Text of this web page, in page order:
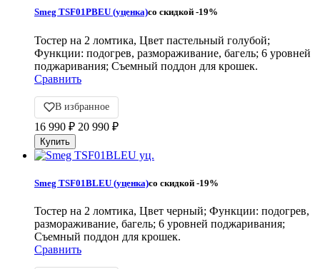
Smeg TSF01PBEU (уценка)со скидкой -19%
Тостер на 2 ломтика, Цвет пастельный голубой;
Функции: подогрев, размораживание, багель; 6 уровней
поджаривания; Съемный поддон для крошек.
Сравнить
В избранное
16 990 ₽ 20 990 ₽
Smeg TSF01BLEU (уценка)со скидкой -19%
Тостер на 2 ломтика, Цвет черный; Функции: подогрев,
размораживание, багель; 6 уровней поджаривания;
Съемный поддон для крошек.
Сравнить